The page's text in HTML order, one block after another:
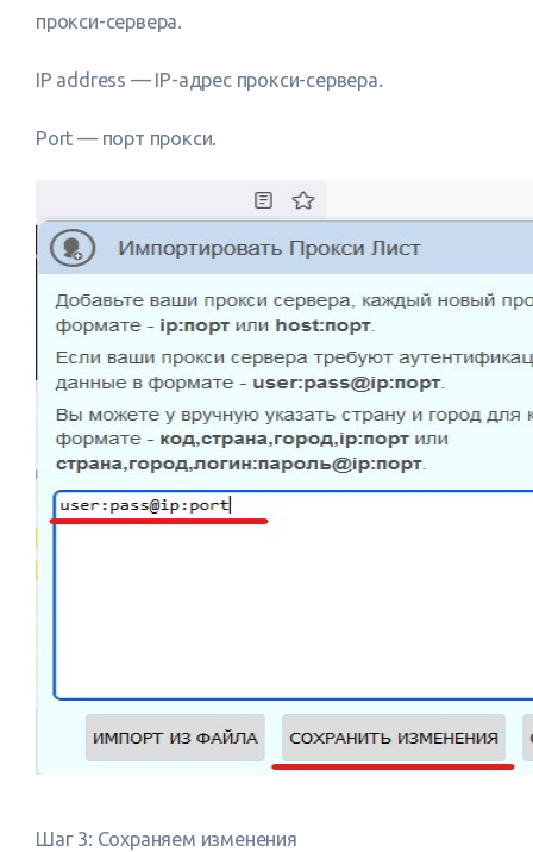
прокси-сервера.
IP address — IP-адрес прокси-сервера.
Port — порт прокси.
Шаг 3: Сохраняем изменения